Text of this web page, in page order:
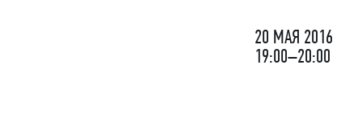
20 МАЯ 2016
19:00–20:00